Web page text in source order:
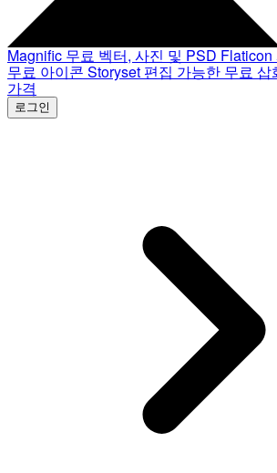
Magnific 무료 벡터, 사진 및 PSD Flaticon
무료 아이콘 Storyset 편집 가능한 무료 삽
가격
로그인